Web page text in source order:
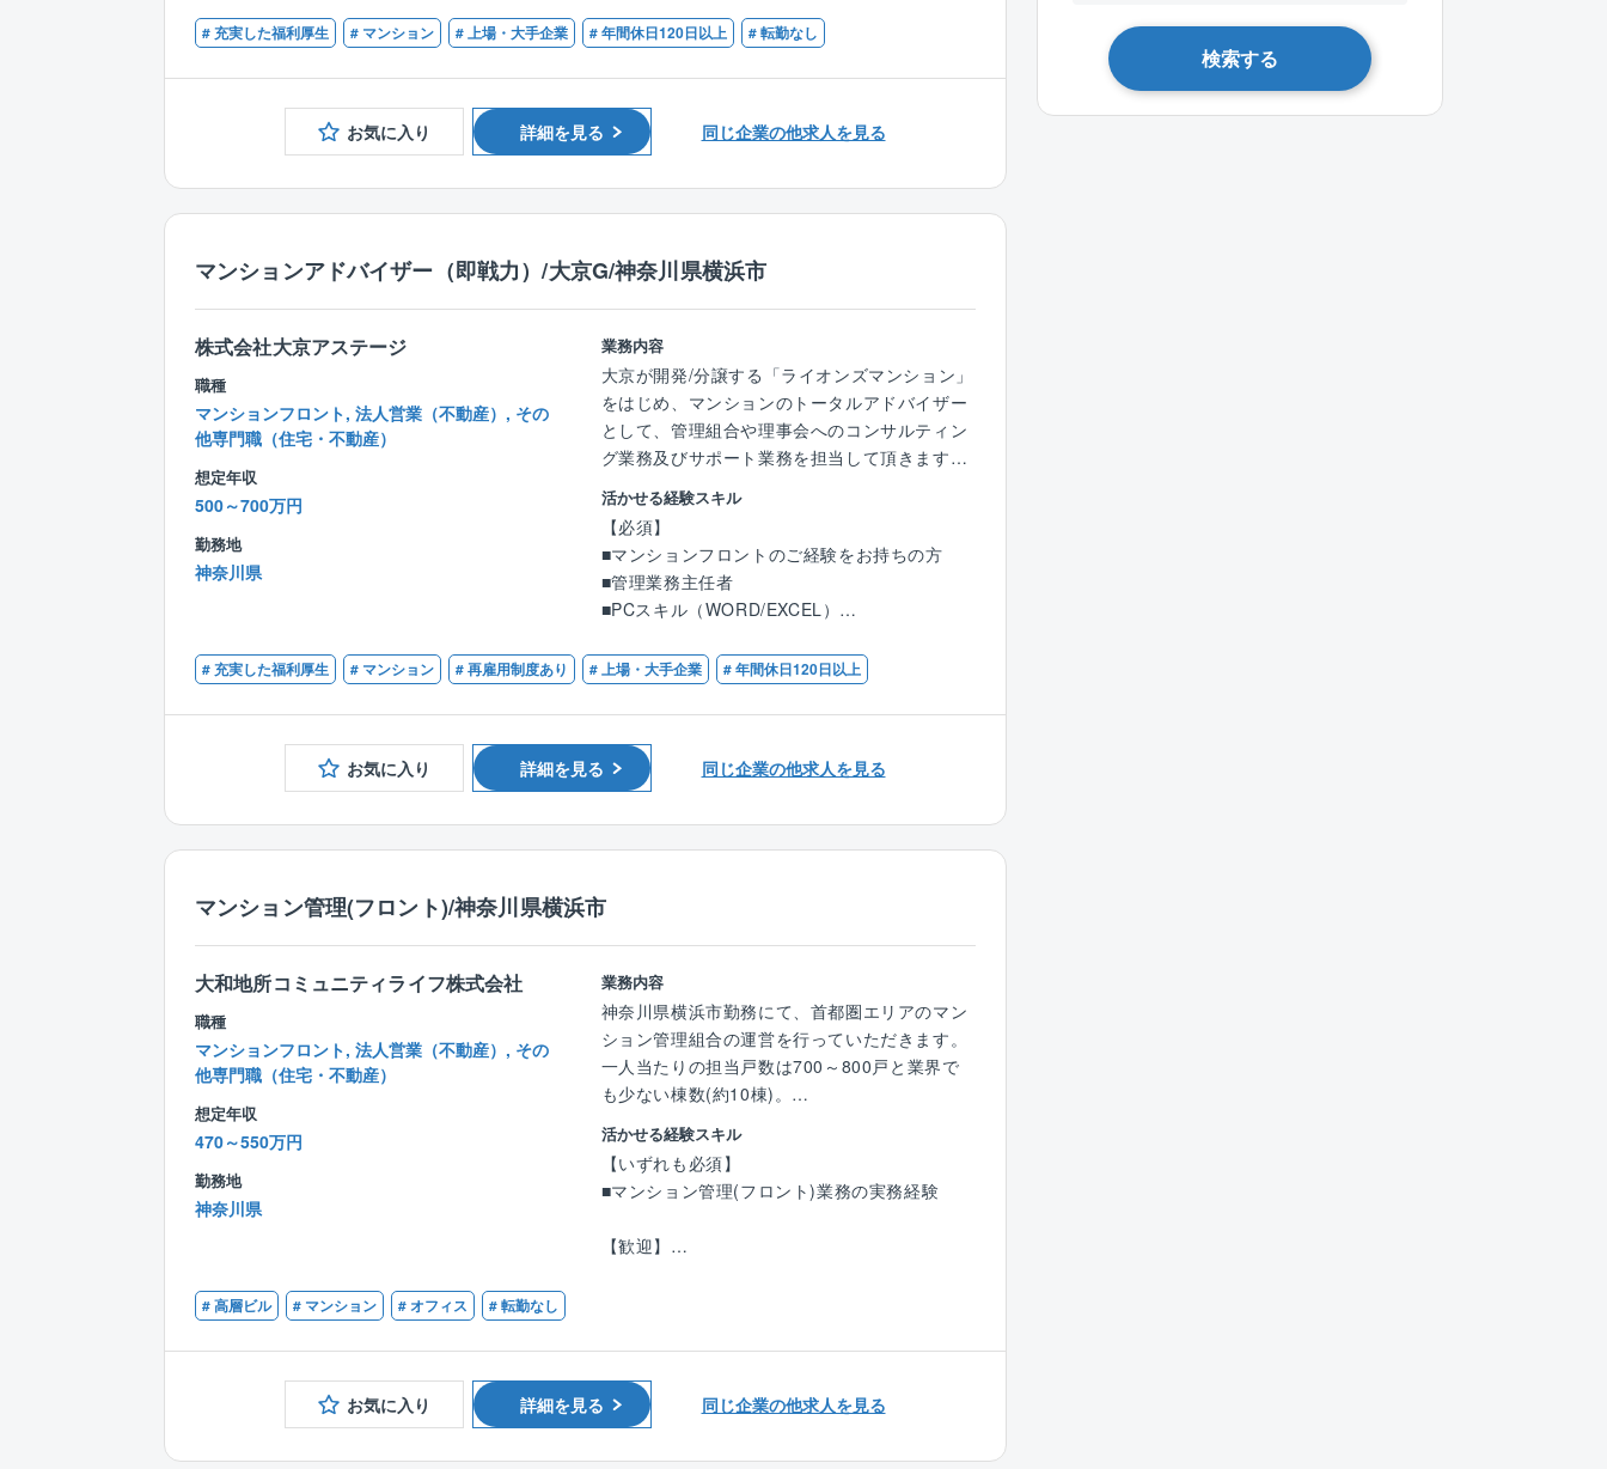
■総会/理事会の企画/運営サポート
■会計/出納業務のサポート
■長期修繕計画策定/提案営業
＜コミュニティ支援＞
＜管理人との連携＞
■管理人の派遣、教育
※初期教育は管理人教育センターで実施。
【業務の特徴】
＼フレキシブルな働き方の実現／
理事会や総会の都合上、土日出勤が発生します
が、1ヶ月前には予定が確定しているため、平
整しながら柔軟に調整が可能です！また時差出
勤やリモートワークも可能です！
＼ノルマなし！お客様志向で企画提案が可能！
／
重視している環境のため、ノルマに追われて仕
いる方を歓迎しております。
組合会計、協力会社のコスト管理、管理人教育
等は全て専門部署がフォローします。
■社内の施設管理部署の他、グループの長谷工
リフォーム、質の高いパートナー企業もあり、
技術的なサポートは万全です。
■急なトラブルや居住者からの問い合わせの一
次対応は、自社保有の総合監視センター（24時
間・365日）の専門スタッフが担当します。
【入社後の研修体制】
・入社後は1.5カ月間の充実した中途研修有り
・業界トップレベルの「技術研修センター」で
・資格の取得に向けたサポート体制が充実
約3年で課長に昇格した社員もおります。
また、評価制度においても、新卒・中途入社に
【歓迎】
■不動産営業・管理業務のご経験をお持ちの方
■宅地建物取引士
■管理業務主任者
# 充実した福利厚生 # マンション # 上場・大手企業 # 年間休日120日以上 # 転勤なし
お気に入り 詳細を見る 同じ企業の他求人を見る
マンションアドバイザー（即戦力）/大京G/神奈川県横浜市
株式会社大京アステージ
職種
マンションフロント, 法人営業（不動産）, その
他専門職（住宅・不動産）
想定年収
500～700万円
勤務地
神奈川県
業務内容
大京が開発/分譲する「ライオンズマンション」
をはじめ、マンションのトータルアドバイザー
として、管理組合や理事会へのコンサルティン
グ業務及びサポート業務を担当して頂きます。
マンション居住者の方々が快適且つ安全に生活
を送れるようサポートして頂きます。
【具体的には】
■居住者の方々で構成される管理組合の運営を
サポート
⇒課題解決のためのアドバイスやマンション運
営ルールの見直し、計画的な資金計画の提案な
⇒必要な修繕工事の提案、工事スケジュール管
理を行います。
■管理費や修繕積立金等の未収金督促業務
ベント提案及び運営 など
【魅力ポイント】
■「ライオンズ」ブランドで知られる大京グル
ープ
■マンション管理会社受託戸数ランキング（3
■年間休日129日、フレックス/在宅勤務OKとワ
ークライフバランスを整えて就業可能です！
活かせる経験スキル
【必須】
■マンションフロントのご経験をお持ちの方
■管理業務主任者
■PCスキル（WORD/EXCEL）
【歓迎】
■マンション管理士
■宅地建物取引士
■マネジメントのご経験
# 充実した福利厚生 # マンション # 再雇用制度あり # 上場・大手企業 # 年間休日120日以上
お気に入り 詳細を見る 同じ企業の他求人を見る
マンション管理(フロント)/神奈川県横浜市
大和地所コミュニティライフ株式会社
職種
マンションフロント, 法人営業（不動産）, その
他専門職（住宅・不動産）
想定年収
470～550万円
勤務地
神奈川県
業務内容
神奈川県横浜市勤務にて、首都圏エリアのマン
ション管理組合の運営を行っていただきます。
一人当たりの担当戸数は700～800戸と業界で
も少ない棟数(約10棟)。
丁寧な顧客対応ができる方を募集します。
◆総会、理事会の理事会の運営サポート…報告
書/各種資料作成、総会、理事会の開催や進行サ
◆組合の運営/費用関連…予算作成、収支報告決
◆住民の方からの問合わせ対応
活かせる経験スキル
【いずれも必須】
■マンション管理(フロント)業務の実務経験
【歓迎】
# 高層ビル # マンション # オフィス # 転勤なし
お気に入り 詳細を見る 同じ企業の他求人を見る
検索する